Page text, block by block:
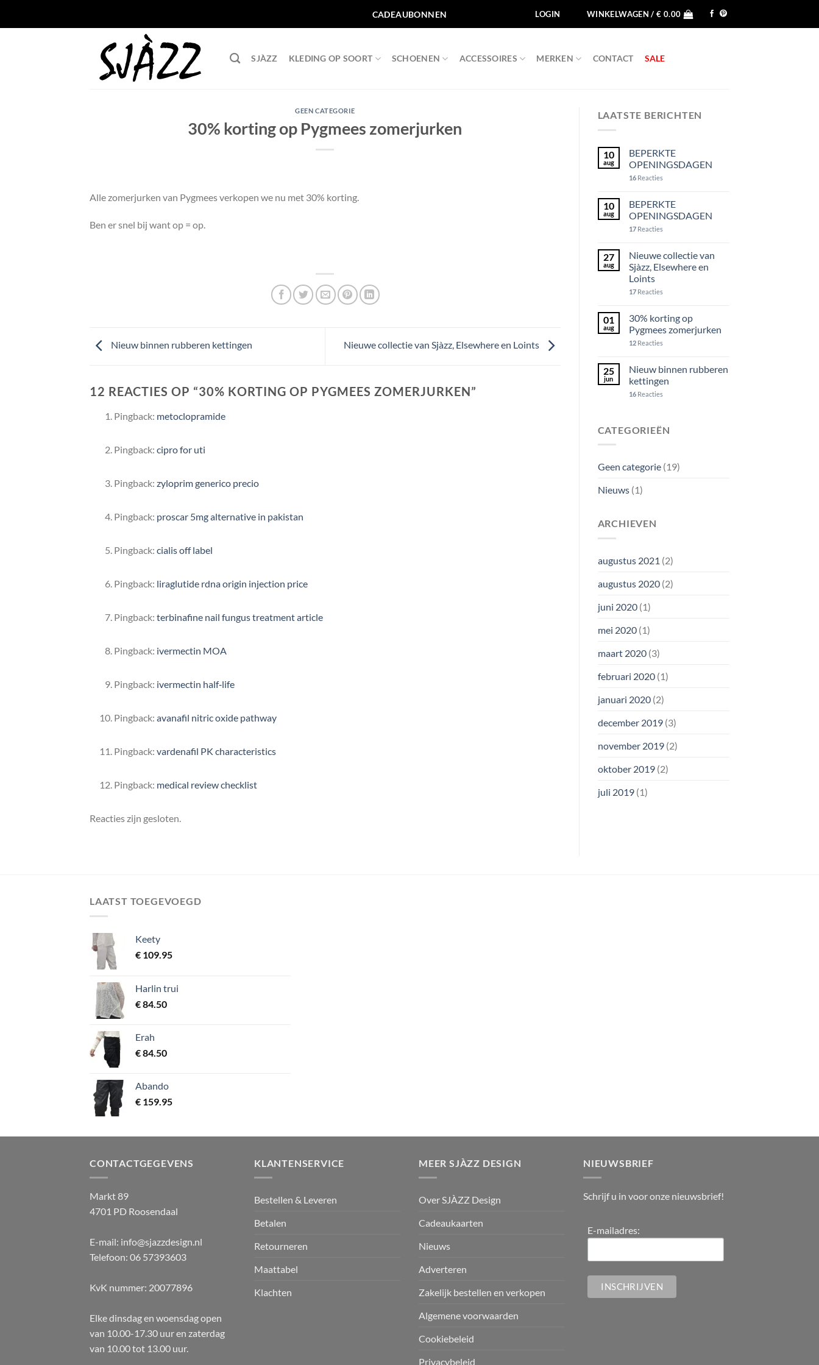
CADEAUBONNEN LOGIN WINKELWAGEN /€ 0.00
SJÀZZ KLEDING OP SOORT SCHOENEN ACCESSOIRES MERKEN CONTACT SALE
GEEN CATEGORIE
30% korting op Pygmees zomerjurken
Alle zomerjurken van Pygmees verkopen we nu met 30% korting.
Ben er snel bij want op = op.
Nieuw binnen rubberen kettingen Nieuwe collectie van Sjàzz, Elsewhere en Loints
12 REACTIES OP “30% KORTING OP PYGMEES ZOMERJURKEN”
Pingback: metoclopramide
Pingback: cipro for uti
Pingback: zyloprim generico precio
Pingback: proscar 5mg alternative in pakistan
Pingback: cialis off label
Pingback: liraglutide rdna origin injection price
Pingback: terbinafine nail fungus treatment article
Pingback: ivermectin MOA
Pingback: ivermectin half‑life
Pingback: avanafil nitric oxide pathway
Pingback: vardenafil PK characteristics
Pingback: medical review checklist
Reacties zijn gesloten.
LAATSTE BERICHTEN
10
aug
BEPERKTE
OPENINGSDAGEN
16Reacties
10
aug
BEPERKTE
OPENINGSDAGEN
17Reacties
27
aug
Nieuwe collectie van
Sjàzz, Elsewhere en
Loints
17Reacties
01
aug
30% korting op
Pygmees zomerjurken
12Reacties
25
jun
Nieuw binnen rubberen
kettingen
16Reacties
CATEGORIEËN
Geen categorie(19)
Nieuws(1)
ARCHIEVEN
augustus 2021 (2)
augustus 2020(2)
juni 2020(1)
mei 2020(1)
maart 2020(3)
februari 2020(1)
januari 2020(2)
december 2019(3)
november 2019(2)
oktober 2019(2)
juli 2019(1)
LAATST TOEGEVOEGD
Keety
€ 109.95
Harlin trui
€84.50
Erah
€84.50
Abando
€ 159.95
CONTACTGEGEVENS
Markt 89
4701 PD Roosendaal
E-mail: info@sjazzdesign.nl
Telefoon: 06 57393603
KvK nummer: 20077896
Elke dinsdag en woensdag open
van 10.00-17.30 uur en zaterdag
van 10.00 tot 13.00 uur.
KLANTENSERVICE
Bestellen & Leveren
Betalen
Retourneren
Maattabel
Klachten
MEER SJÀZZ DESIGN
Over SJÀZZ Design
Cadeaukaarten
Nieuws
Adverteren
Zakelijk bestellen en verkopen
Algemene voorwaarden
Cookiebeleid
Privacybeleid
NIEUWSBRIEF
Schrijf u in voor onze nieuwsbrief!
E-mailadres: